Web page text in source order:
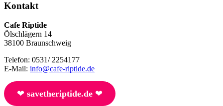
Kontakt
Cafe Riptide
Ölschlägern 14
38100 Braunschweig
Telefon: 0531/ 2254177
E-Mail: info@cafe-riptide.de
❤︎ savetheriptide.de❤︎